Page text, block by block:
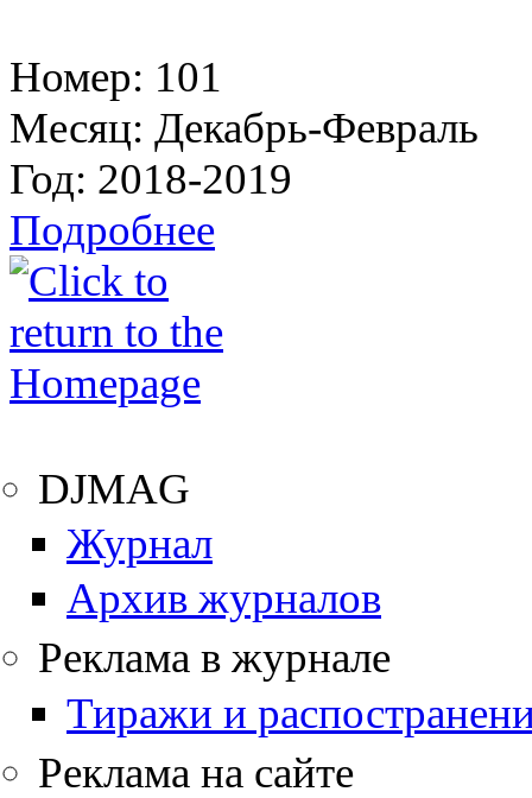
Номер: 101
Месяц: Декабрь-Февраль
Год: 2018-2019
Подробнее
DJMAG
Журнал
Архив журналов
Реклама в журнале
Тиражи и
Реклама на сайте